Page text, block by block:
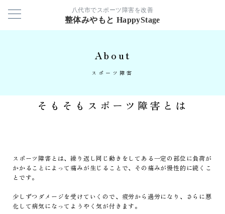
八代市でスポーツ障害を改善
整体みやもと HappyStage
About
スポーツ障害
そもそもスポーツ障害とは
スポーツ障害とは、繰り返し同じ動きをしてある一定の部位に負荷が
かかることによって痛みが生じることで、その痛みが慢性的に続くこ
とです。
少しずつダメージを受けていくので、疲労から過労になり、さらに悪
化して病気になってようやく気が付きます。